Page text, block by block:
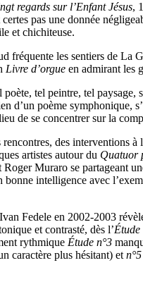
regards sur l’Enfant Jésus,
pas une donnée
et chichiteuse.
fréquente les sentiers de
Livre d’orgue en admirant les
tel peintre, tel
d’un poème symphonique,
de se concentrer sur la
des interventions
artistes autour du Quatuor
Muraro se partageant
intelligence avec
Fedele en 2002-2003
et contrasté, dès l’Étude
rythmique Étude n°3
caractère plus hésitant) et n°5